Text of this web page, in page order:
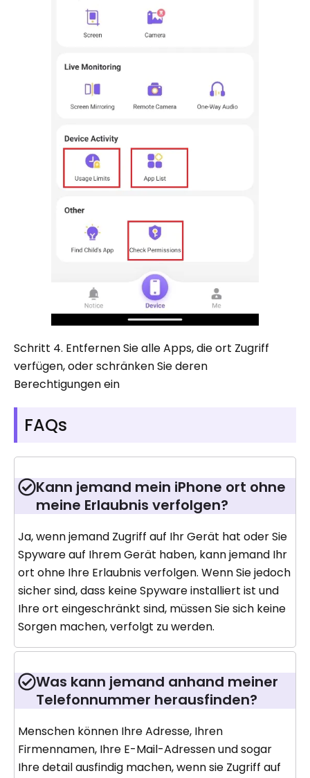
Schritt 4. Entfernen Sie alle Apps, die ort Zugriff
verfügen, oder schränken Sie deren
Berechtigungen ein
FAQs
Kann jemand mein iPhone ort ohne
meine Erlaubnis verfolgen?
Ja, wenn jemand Zugriff auf Ihr Gerät hat oder Sie
Spyware auf Ihrem Gerät haben, kann jemand Ihr
ort ohne Ihre Erlaubnis verfolgen. Wenn Sie jedoch
sicher sind, dass keine Spyware installiert ist und
Ihre ort eingeschränkt sind, müssen Sie sich keine
Sorgen machen, verfolgt zu werden.
Was kann jemand anhand meiner
Telefonnummer herausfinden?
Menschen können Ihre Adresse, Ihren
Firmennamen, Ihre E-Mail-Adressen und sogar
Ihre detail ausfindig machen, wenn sie Zugriff auf